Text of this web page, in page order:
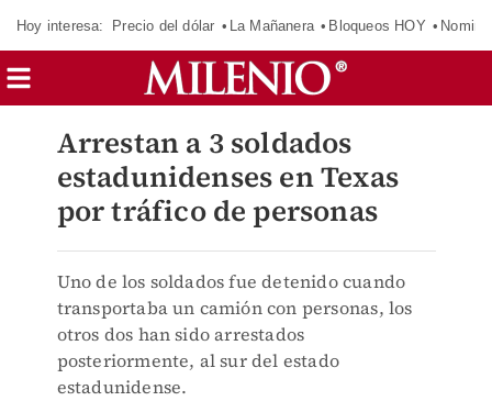
Hoy interesa: Precio del dólar La Mañanera Bloqueos HOY
Arrestan a 3 soldados
estadunidenses en Texas
por tráfico de personas
Uno de los soldados fue detenido cuando
transportaba un camión con personas, los
otros dos han sido arrestados
posteriormente, al sur del estado
estadunidense.